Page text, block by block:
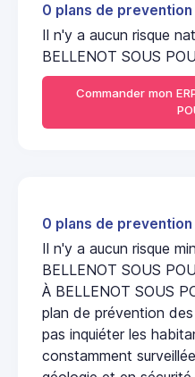
0 plans de
Il n'y a aucun risque
BELLENOT SOUS
Commander mon
0 plans de
Il n'y a aucun risque
BELLENOT SOUS
À BELLENOT SOUS
plan de prévention
pas inquiéter les
constamment